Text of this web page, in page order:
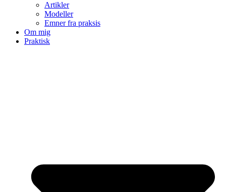
Artikler
Modeller
Emner fra praksis
Om mig
Praktisk